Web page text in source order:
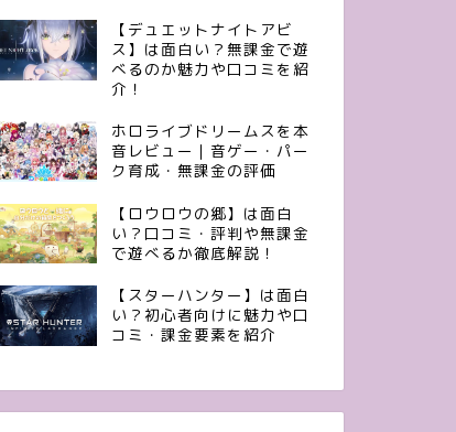
【デュエットナイトアビ
ス】は面白い？無課金で遊
べるのか魅力や口コミを紹
介！
ホロライブドリームスを本
音レビュー｜音ゲー・パー
ク育成・無課金の評価
【ロウロウの郷】は面白
い？口コミ・評判や無課金
で遊べるか徹底解説！
【スターハンター】は面白
い？初心者向けに魅力や口
コミ・課金要素を紹介